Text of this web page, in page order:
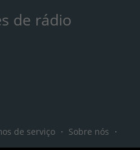
de rádio
de serviço ・ Sobre nós ・